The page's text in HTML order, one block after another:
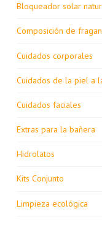
Bloqueador solar
Composición de
Cuidados corporales
Cuidados de la piel a
Cuidados faciales
Extras para la bañera
Hidrolatos
Kits Conjunto
Limpieza ecológica